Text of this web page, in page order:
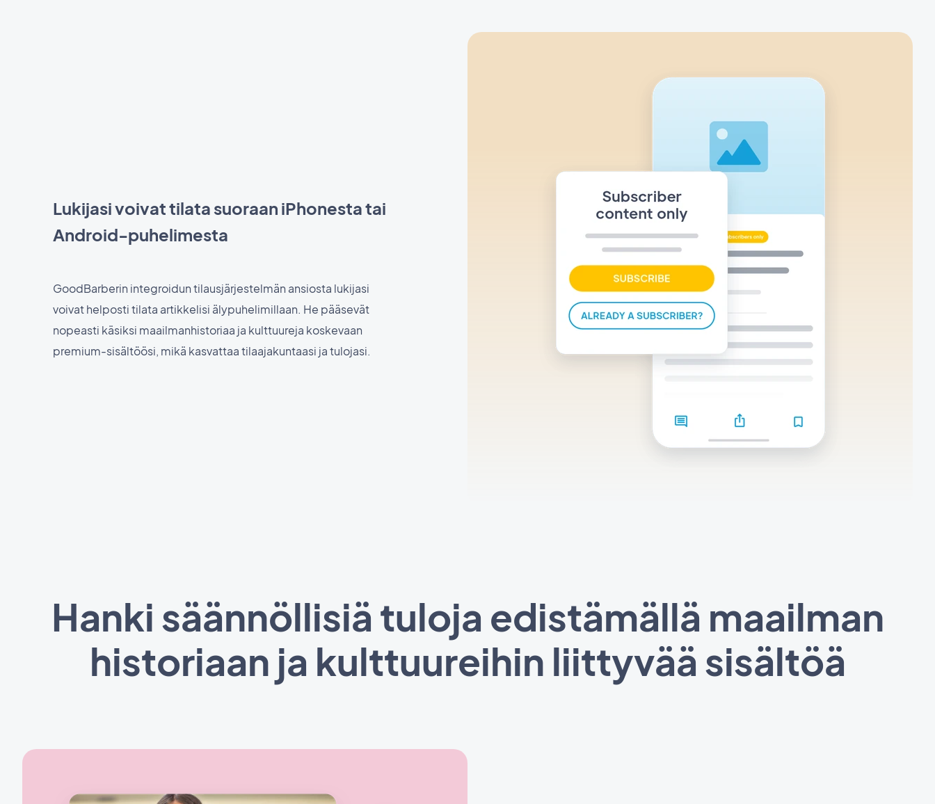
Lukijasi voivat tilata suoraan iPhonesta tai
Android-puhelimesta
GoodBarberin integroidun tilausjärjestelmän ansiosta lukijasi
voivat helposti tilata artikkelisi älypuhelimillaan. He pääsevät
nopeasti käsiksi maailmanhistoriaa ja kulttuureja koskevaan
premium-sisältöösi, mikä kasvattaa tilaajakuntaasi ja tulojasi.
Hanki säännöllisiä tuloja edistämällä maailman
historiaan ja kulttuureihin liittyvää sisältöä